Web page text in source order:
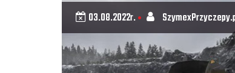
03.08.2022r.•